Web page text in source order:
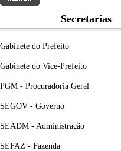
Secretarias
Gabinete do Prefeito
Gabinete do Vice-Prefeito
PGM - Procuradoria Geral
SEGOV - Governo
SEADM - Administração
SEFAZ - Fazenda